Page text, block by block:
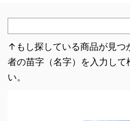
↑もし探している商品が見つ
者の苗字（名字）を入力して
い。